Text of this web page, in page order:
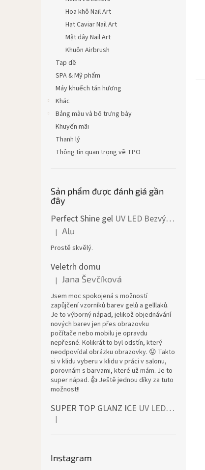
Hoa khô Nail Art
Hạt Caviar Nail Art
Mặt dây Nail Art
Khuôn Airbrush
Tạp dề
SPA & Mỹ phẩm
Máy khuếch tán hương
Khác
Bảng màu và bộ trưng bày
Khuyến mãi
Thanh lý
Thông tin quan trọng về TPO
Sản phẩm được đánh giá gần
đây
Perfect Shine gel UV LED Bezvýpotkový lesk
Đánh giá sản phẩm là 5 trên 5 sao.
| Alu
Prostě skvělý.
Veletrh domu
Đánh giá sản phẩm là 5 trên 5 sao.
| Jana Ševčíková
Jsem moc spokojená s možností
zapůjčení vzorníků barev gelů a gelllaků.
Je to výborný nápad, jelikož objednávání
nových barev jen přes obrazovku
počítače nebo mobilu je opravdu
nepřesné. Kolikrát to byl odstín, který
neodpovídal obrázku obrazovky. 😟 Takto
si v klidu vyberu v klidu v práci v salonu,
porovnám s barvami, které už mám. Je to
super nápad. 👍 Ještě jednou díky za tuto
možnost!!
SUPER TOP GLANZ ICE UV LED bezvýpotkový vrchní lesk
Đánh giá sản phẩm là 4 trên 5 sao.
|
Instagram